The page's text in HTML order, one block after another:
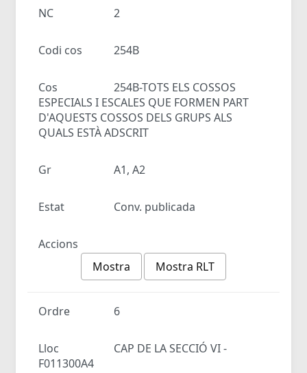
NC 2
Codi cos 254B
Cos
254B-TOTS ELS COSSOS
ESPECIALS I ESCALES QUE FORMEN PART
D'AQUESTS COSSOS DELS GRUPS ALS
QUALS ESTÀ ADSCRIT
Gr A1, A2
Estat Conv. publicada
Accions
Mostra
Mostra RLT
Ordre 6
Lloc
CAP DE LA SECCIÓ VI -
F011300A4